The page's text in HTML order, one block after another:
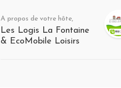
A propos de votre hôte,
Les Logis La Fontaine
& EcoMobile Loisirs